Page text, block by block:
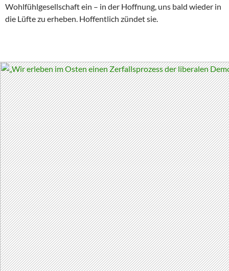
Wohlfühlgesellschaft ein – in der Hoffnung, uns bald wieder in
die Lüfte zu erheben. Hoffentlich zündet sie.